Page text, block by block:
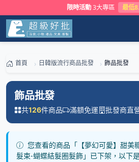
限時活動 3大專區 最低
首頁 日韓版流行商品批發 飾品批發
飾品批發
共126件商品 滿額免運 批發商直
您查看的商品「【夢幻可愛】甜美
髮束-蝴蝶結髮圈髮飾」已下架，以下